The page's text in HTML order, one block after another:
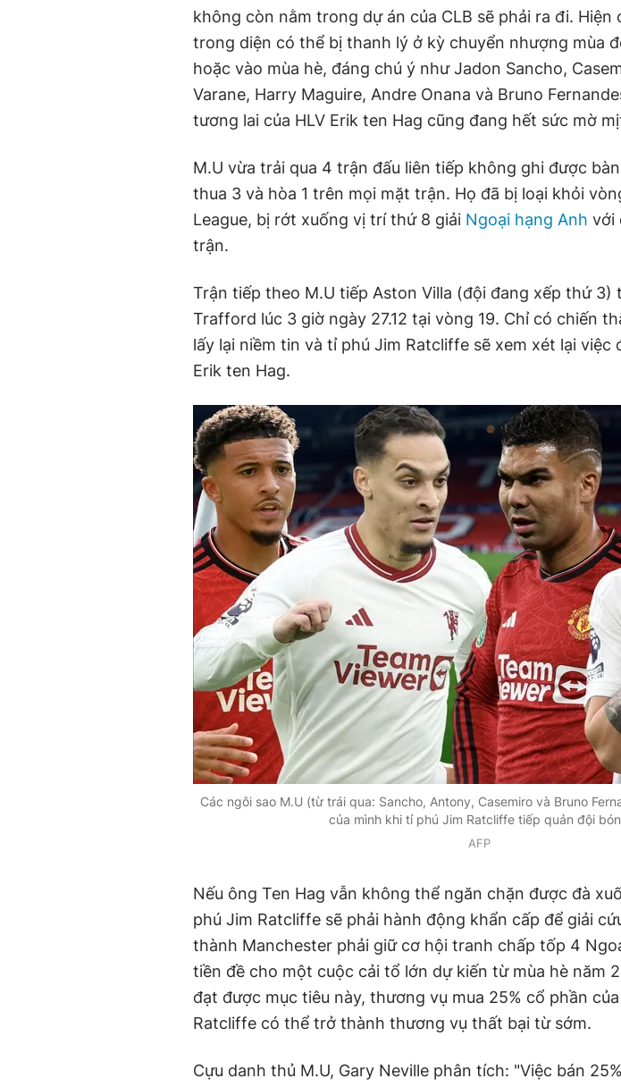
không còn nằm trong dự án của CLB sẽ phải ra đi. Hiện
trong diện có thể bị thanh lý ở kỳ chuyển nhượng mùa
hoặc vào mùa hè, đáng chú ý như Jadon Sancho,
Varane, Harry Maguire, Andre Onana và Bruno
tương lai của HLV Erik ten Hag cũng đang hết sức mờ
M.U vừa trải qua 4 trận đấu liên tiếp không ghi được
thua 3 và hòa 1 trên mọi mặt trận. Họ đã bị loại khỏi
League, bị rớt xuống vị trí thứ 8 giải Ngoại hạng Anh với
trận.
Trận tiếp theo M.U tiếp Aston Villa (đội đang xếp thứ 3)
Trafford lúc 3 giờ ngày 27.12 tại vòng 19. Chỉ có chiến
lấy lại niềm tin và tỉ phú Jim Ratcliffe sẽ xem xét lại việc
Erik ten Hag.
Các ngôi sao M.U (từ trái qua: Sancho, Antony, Casemiro và Bruno
của mình khi tỉ phú Jim Ratcliffe tiếp quản đội
AFP
Nếu ông Ten Hag vẫn không thể ngăn chặn được đà
phú Jim Ratcliffe sẽ phải hành động khẩn cấp để giải
thành Manchester phải giữ cơ hội tranh chấp tốp 4
tiền đề cho một cuộc cải tổ lớn dự kiến từ mùa hè năm
đạt được mục tiêu này, thương vụ mua 25% cổ phần
Ratcliffe có thể trở thành thương vụ thất bại từ sớm.
Cựu danh thủ M.U, Gary Neville phân tích: "Việc bán